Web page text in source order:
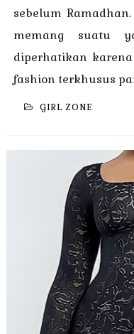
sebelum
memang suatu
diperhatikan
fashion terkhusus
GIRL ZONE